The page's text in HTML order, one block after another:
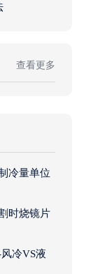
查看更多
冷量单位
时烧镜片
冷VS液